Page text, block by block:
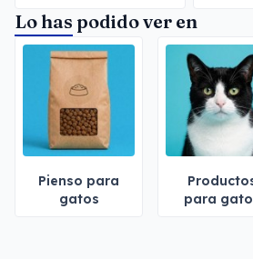
Lo has podido ver en
Pienso para
gatos
para